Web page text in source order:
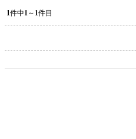
1件中1～ 1件目